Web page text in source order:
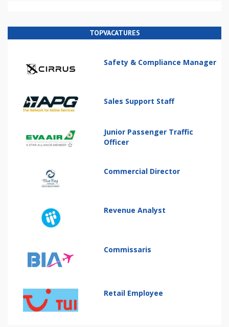
TOPVACATURES
Safety & Compliance Manager
Sales Support Staff
Junior Passenger Traffic
Officer
Commercial Director
Revenue Analyst
Commissaris
Retail Employee